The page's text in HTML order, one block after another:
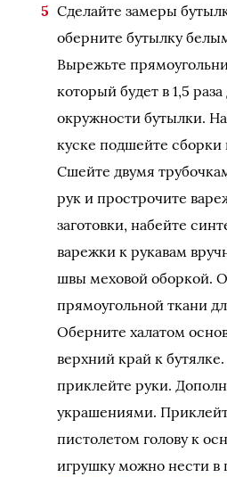
Сделайте замеры
оберните бутылку
Вырежьте
который будет в 1,5
окружности бутылки.
куске подшейте сборки
Сшейте двумя
рук и прострочите
заготовки, набейте
варежки к рукавам
швы меховой оборкой.
прямоугольной ткани
Оберните халатом
верхний край к
приклейте руки.
украшениями.
пистолетом голову к
игрушку можно нести в